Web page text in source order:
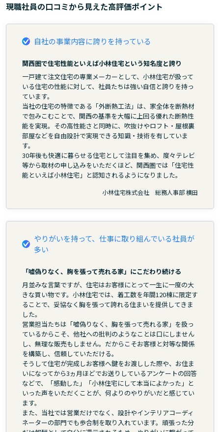
現職社員の口コミから見えた高評価ポイント
自社の事業内容に誇りを持っている
関西圏で住宅性能といえば小林住宅という知名度と誇り
一戸建て注文住宅の専業メーカーとして、小林住宅が扱って
いる住宅の性能に対して、社員たちは強い自信と誇りを持っ
ています。
当社の住宅の特徴である「外断熱工法」は、家全体を断熱材
で包みこむことで、関西の基準を大幅に上回る優れた断熱性
能を実現。その高性能さと同時に、吹抜けやロフト・屋根裏
部屋などを自由設計で実現できる知識・技術を有していま
す。
30年後も快適に暮らせる住宅として注目を集め、度々テレビ
等から取材の申し込みをいただくほど、関西圏では「住宅性
能といえば小林住宅」と認知されるようになりました。
小林住宅株式会社 総務人事部 横田
やりがいを持って、仕事に取り組んでいる社員が
多い
「嘘偽りなく、胸を張って売れる家」にこだわり続ける
月並みな言葉ですが、住宅はお客様にとって一生に一度の大
きな買い物です。小林住宅では、着工数を年間120棟に限定す
ることで、妥協なく胸を張って誇れる住まいを提供してきま
した。
営業担当たちは「嘘偽りなく、胸を張って売れる家」を扱っ
ているからこそ、他社への批判のようなことは口にしません
し、無理な販売もしません。だからこそお客様と対等な関係
を構築し、信頼していただける。
そうして住宅が完成しお客様へ鍵をお渡しした際や、お住ま
いになってから3ヵ月ほどでお送りしているアンケートの回答
などで、「感動した」「小林住宅にして本当によかった」と
いった声をいただくことが、何よりのやりがいだと感じてい
ます。
また、当社では営業だけでなく、設計やインテリアコーディ
ネーターの部門でも歩合制を取り入れています。頑張った分